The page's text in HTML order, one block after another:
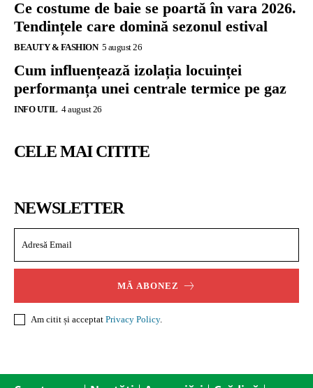
Ce costume de baie se poartă în vara 2026.
Tendințele care domină sezonul estival
BEAUTY & FASHION 5 august 26
Cum influențează izolația locuinței
performanța unei centrale termice pe gaz
INFO UTIL 4 august 26
CELE MAI CITITE
NEWSLETTER
MĂ ABONEZ
Am citit și acceptat Privacy Policy.